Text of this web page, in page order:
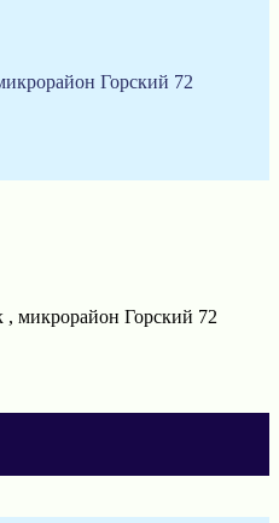
Горский 72
, микрорайон Горский 72